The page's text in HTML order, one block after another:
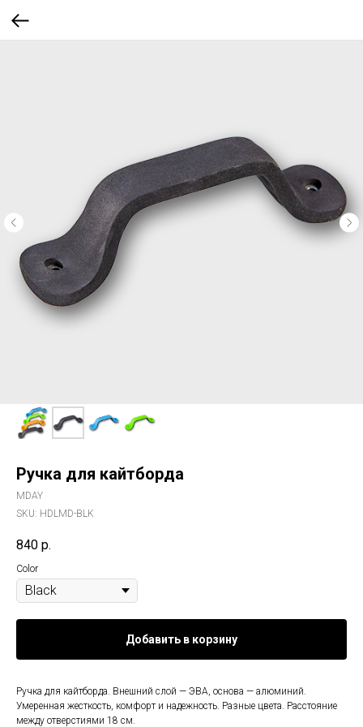
Ручка для кайтборда
MDAY
SKU: HDLMD-BLK
840 р.
Color
Добавить в корзину
Ручка для кайтборда. Внешний слой — ЭВА, основа — алюминий.
Умеренная жесткость, комфорт и надежность. Разные цвета. Расстояние
между отверстиями 18 см.